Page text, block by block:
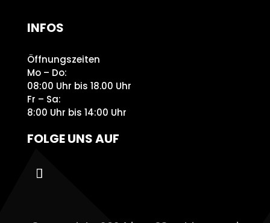
INFOS
Öffnungszeiten
Mo – Do:
08:00 Uhr bis 18.00 Uhr
Fr – Sa:
8:00 Uhr bis 14:00 Uhr
FOLGE UNS AUF